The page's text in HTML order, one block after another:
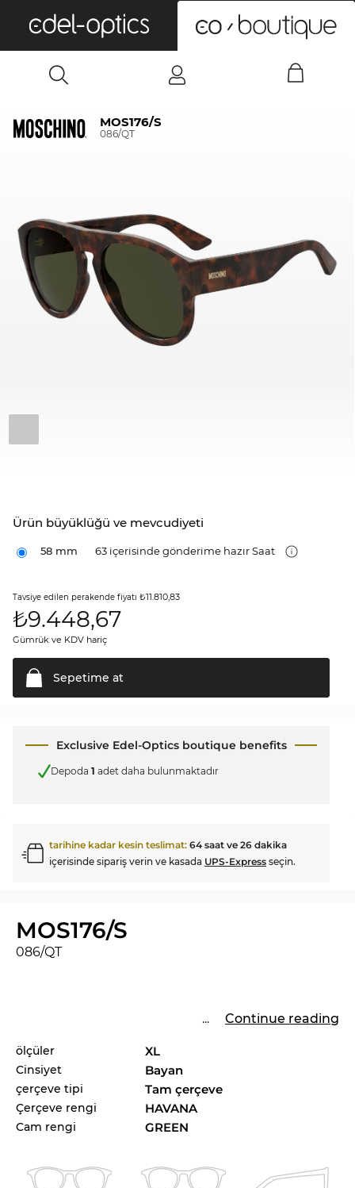
MOS176/S
086/QT
Ürün büyüklüğü ve mevcudiyeti
58 mm 63 içerisinde gönderime hazır Saat
Tavsiye edilen perakende fiyatı ₺11.810,83
₺9.448,67
Gümrük ve KDV hariç
Sepetime at
Exclusive Edel-Optics boutique benefits
Depoda 1 adet daha bulunmaktadır
tarihine kadar kesin teslimat: 64 saat ve 26 dakika
içerisinde sipariş verin ve kasada UPS-Express seçin.
MOS176/S
086/QT
... Continue reading
ölçüler XL
Cinsiyet Bayan
çerçeve tipi Tam çerçeve
Çerçeve rengi HAVANA
Cam rengi GREEN